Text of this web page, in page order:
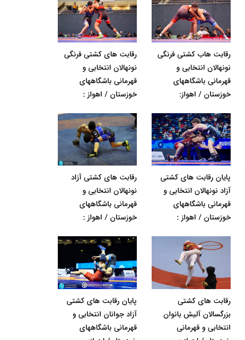
رقابت هاب کشتی فرنگی
نونهالان انتخابی و
قهرمانی باشگاههای
خوزستان / اهواز:
رقابت های کشتی فرنگی
نونهالان انتخابی و
قهرمانی باشگاههای
خوزستان / اهواز :
پایان رقابت های کشتی
آزاد نونهالان انتخابی و
قهرمانی باشگاههای
خوزستان / اهواز :
رقابت های کشتی آزاد
نونهالان انتخابی و
قهرمانی باشگاههای
خوزستان / اهواز :
رقابت های کشتی
بزرگسالان آلیش بانوان
انتخابی و قهرمانی
پایان رقابت های کشتی
آزاد جوانان انتخابی و
قهرمانی باشگاههای